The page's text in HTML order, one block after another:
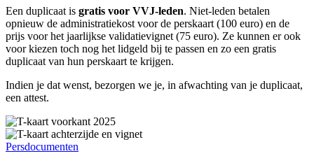
Een duplicaat is gratis voor VVJ-leden. Niet-leden betalen
opnieuw de administratiekost voor de perskaart (100 euro) en de
prijs voor het jaarlijkse validatievignet (75 euro). Ze kunnen er ook
voor kiezen toch nog het lidgeld bij te passen en zo een gratis
duplicaat van hun perskaart te krijgen.
Indien je dat wenst, bezorgen we je, in afwachting van je duplicaat,
een attest.
Persdocumenten